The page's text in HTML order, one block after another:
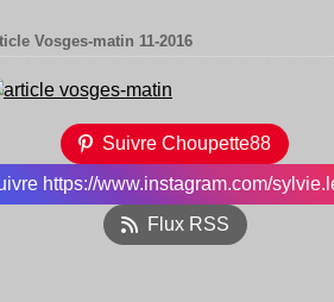
Vosges-matin 11-2016
Suivre Choupette88
https://www.instagram.com/
Flux RSS